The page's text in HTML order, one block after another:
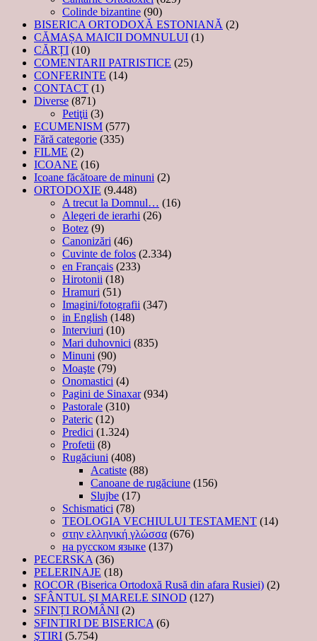
Colinde bizantine (90)
BISERICA ORTODOXĂ ESTONIANĂ (2)
CĂMAȘA MAICII DOMNULUI (1)
CĂRȚI (10)
COMENTARII PATRISTICE (25)
CONFERINTE (14)
CONTACT (1)
Diverse (871)
Petiţii (3)
ECUMENISM (577)
Fără categorie (335)
FILME (2)
ICOANE (16)
Icoane făcătoare de minuni (2)
ORTODOXIE (9.448)
A trecut la Domnul… (16)
Alegeri de ierarhi (26)
Botez (9)
Canonizări (46)
Cuvinte de folos (2.334)
en Français (233)
Hirotonii (18)
Hramuri (51)
Imagini/fotografii (347)
in English (148)
Interviuri (10)
Mari duhovnici (835)
Minuni (90)
Moaşte (79)
Onomastici (4)
Pagini de Sinaxar(934)
Pastorale (310)
Pateric (12)
Predici (1.324)
Profetii (8)
Rugăciuni (408)
Acatiste (88)
Canoane de rugăciune (156)
Slujbe (17)
Schismatici (78)
TEOLOGIA VECHIULUI TESTAMENT (14)
στην ελληνική γλώσσα (676)
на русском языке (137)
PECERSKA(36)
PELERINAJE (18)
ROCOR (Biserica Ortodoxă Rusă din afara Rusiei) (2)
SFÂNTUL ȘI MARELE SINOD (127)
SFINȚI ROMÂNI (2)
SFINTIRI DE BISERICA(6)
ŞTIRI (5.754)